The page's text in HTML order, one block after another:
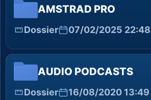
AMSTRAD PRO
Dossier 07/02/2025 22:48
AUDIO PODCASTS
Dossier 16/08/2020 13:49